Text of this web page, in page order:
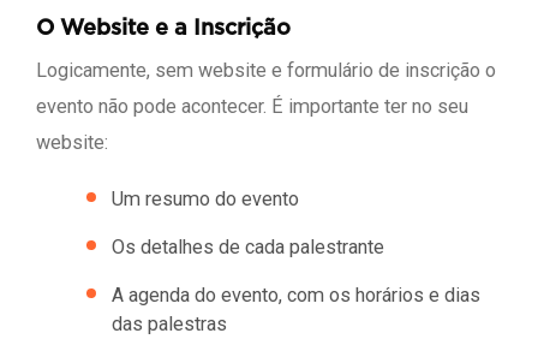
O Website e a Inscrição
Logicamente, sem website e formulário de inscrição o
evento não pode acontecer. É importante ter no seu
website:
Um resumo do evento
Os detalhes de cada palestrante
A agenda do evento, com os horários e dias
das palestras